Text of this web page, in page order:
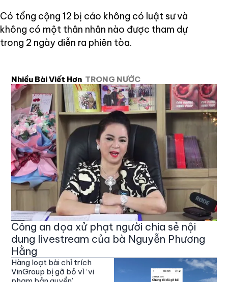
Có tổng cộng 12 bị cáo không có luật sư và
không có một thân nhân nào được tham dự
trong 2 ngày diễn ra phiên tòa.
Nhiều Bài Viết Hơn TRONG NƯỚC
Công an dọa xử phạt người chia sẻ nội
dung livestream của bà Nguyễn Phương
Hằng
Hàng loạt bài chỉ trích
VinGroup bị gỡ bỏ vì ‘vi